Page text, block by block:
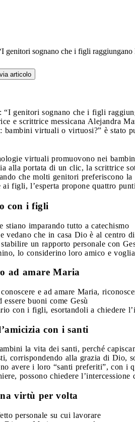
genitori sognano che i figli
articolo
“I genitori sognano che i figli
e scrittrice messicana Alejandra
bambini virtuali o virtuosi?” è stato
virtuali promuovono nei
alla portata di un clic, la scrittrice
che molti genitori preferiscono
figli, l’esperta propone quattro
con i figli
stiano imparando tutto a catechismo
vedano che in casa Dio è al centro
un rapporto personale con
lo considerino loro amico e
ad amare Maria
e ad amare Maria,
buoni come Gesù
con i figli, esortandoli a chiedere
con i santi
la vita dei santi, perché
corrispondendo alla grazia di Dio,
avere i loro “santi preferiti”, con i
possono chiedere
virtù per volta
personale su cui lavorare